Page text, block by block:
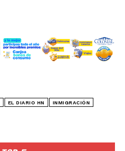
EL DIARIO HN INMIGRACIÓN